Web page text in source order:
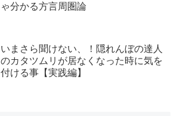
ゃ分かる方言周圏論
いまさら聞けない、！隠れんぼの達人
のカタツムリが居なくなった時に気を
付ける事【実践編】